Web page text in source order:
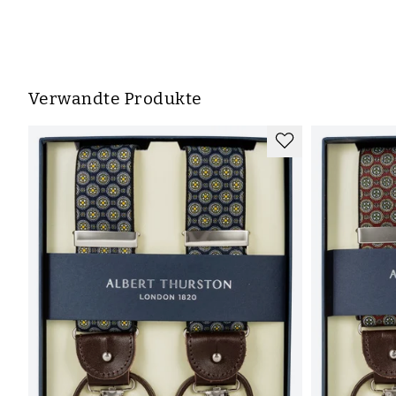
Verwandte Produkte